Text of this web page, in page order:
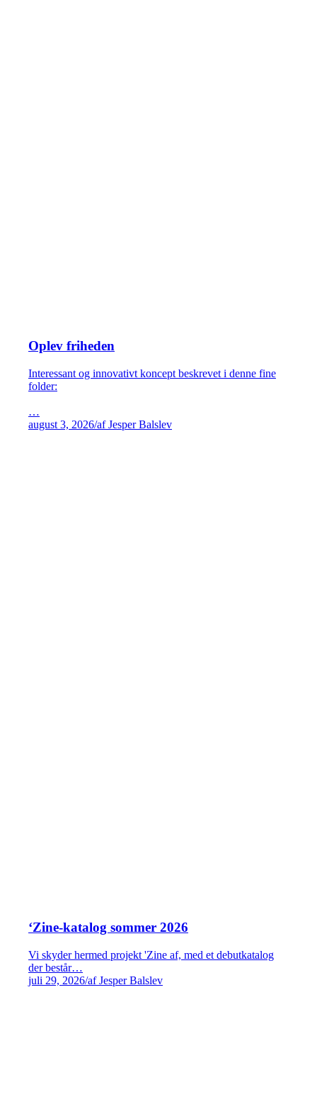
Oplev friheden
Interessant og innovativt koncept beskrevet i denne fine
folder:
…
august 3, 2026/af Jesper Balslev
‘Zine-katalog sommer 2026
Vi skyder hermed projekt 'Zine af, med et debutkatalog
der består…
juli 29, 2026/af Jesper Balslev